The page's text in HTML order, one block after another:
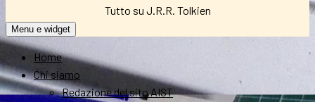
Tutto su J.R.R. Tolkien
Menu e widget
Home
Chi siamo
Redazione del sito AIST